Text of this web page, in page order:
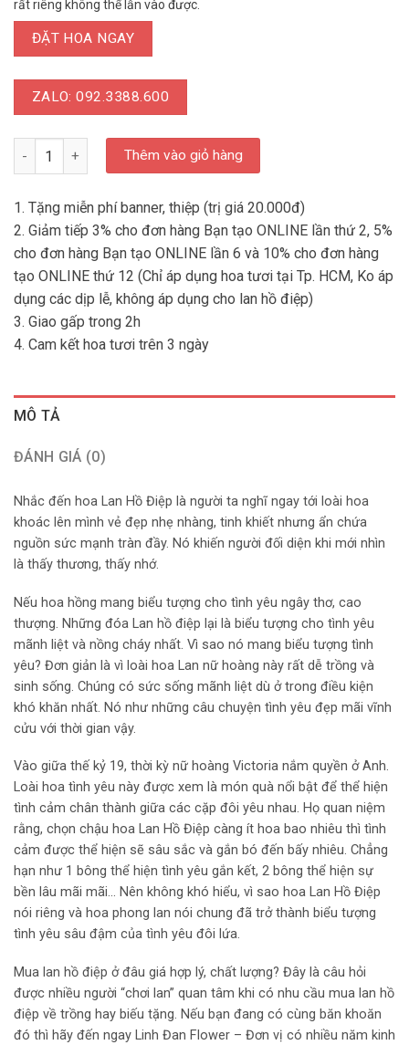
rất riêng không thể lẫn vào được.
ĐẶT HOA NGAY
ZALO: 092.3388.600
LD LHD 020 - Lan Hồ Điệp Tặng Đối Tác số lượng
Thêm vào giỏ hàng
1. Tặng miễn phí banner, thiệp (trị giá 20.000đ)
2. Giảm tiếp 3% cho đơn hàng Bạn tạo ONLINE lần thứ 2, 5%
cho đơn hàng Bạn tạo ONLINE lần 6 và 10% cho đơn hàng
tạo ONLINE thứ 12 (Chỉ áp dụng hoa tươi tại Tp. HCM, Ko áp
dụng các dịp lễ, không áp dụng cho lan hồ điệp)
3. Giao gấp trong 2h
4. Cam kết hoa tươi trên 3 ngày
MÔ TẢ
ĐÁNH GIÁ (0)
Nhắc đến hoa Lan Hồ Điệp là người ta nghĩ ngay tới loài hoa
khoác lên mình vẻ đẹp nhẹ nhàng, tinh khiết nhưng ẩn chứa
nguồn sức mạnh tràn đầy. Nó khiến người đối diện khi mới nhìn
là thấy thương, thấy nhớ.
Nếu hoa hồng mang biểu tượng cho tình yêu ngây thơ, cao
thượng. Những đóa Lan hồ điệp lại là biểu tượng cho tình yêu
mãnh liệt và nồng cháy nhất. Vì sao nó mang biểu tượng tình
yêu? Đơn giản là vì loài hoa Lan nữ hoàng này rất dễ trồng và
sinh sống. Chúng có sức sống mãnh liệt dù ở trong điều kiện
khó khăn nhất. Nó như những câu chuyện tình yêu đẹp mãi vĩnh
cửu với thời gian vậy.
Vào giữa thế kỷ 19, thời kỳ nữ hoàng Victoria nắm quyền ở Anh.
Loài hoa tình yêu này được xem là món quà nổi bật để thể hiện
tình cảm chân thành giữa các cặp đôi yêu nhau. Họ quan niệm
rằng, chọn chậu hoa Lan Hồ Điệp càng ít hoa bao nhiêu thì tình
cảm được thể hiện sẽ sâu sắc và gắn bó đến bấy nhiêu. Chẳng
hạn như 1 bông thể hiện tình yêu gắn kết, 2 bông thể hiện sự
bền lâu mãi mãi… Nên không khó hiểu, vì sao hoa Lan Hồ Điệp
nói riêng và hoa phong lan nói chung đã trở thành biểu tượng
tình yêu sâu đậm của tình yêu đôi lứa.
Mua lan hồ điệp ở đâu giá hợp lý, chất lượng? Đây là câu hỏi
được nhiều người “chơi lan” quan tâm khi có nhu cầu mua lan hồ
điệp về trồng hay biếu tặng. Nếu bạn đang có cùng băn khoăn
đó thì hãy đến ngay Linh Đan Flower – Đơn vị có nhiều năm kinh